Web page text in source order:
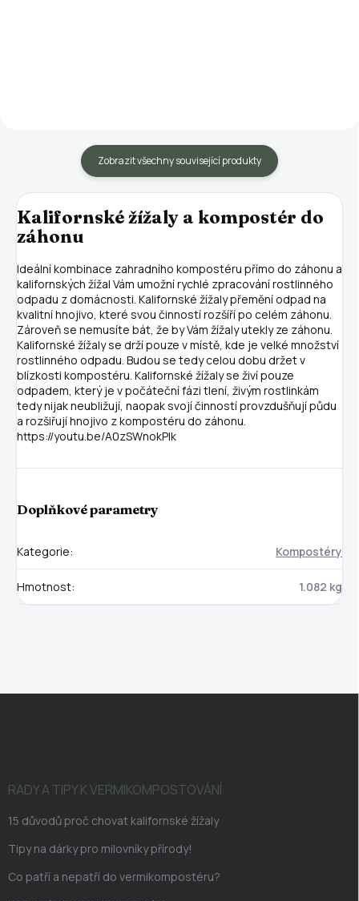
Zobrazit všechny související produkty
Kalifornské žížaly a kompostér do
záhonu
Ideální kombinace zahradního kompostéru přímo do záhonu a
kalifornských žížal Vám umožní rychlé zpracování rostlinného
odpadu z domácnosti. Kalifornské žížaly přemění odpad na
kvalitní hnojivo, které svou činností rozšíří po celém záhonu.
Zároveň se nemusíte bát, že by Vám žížaly utekly ze záhonu.
Kalifornské žížaly se drží pouze v místě, kde je velké množství
rostlinného odpadu. Budou se tedy celou dobu držet v
blízkosti kompostéru. Kalifornské žížaly se živí pouze
odpadem, který je v počáteční fázi tlení, živým rostlinkám
tedy nijak neubližují, naopak svojí činností provzdušňují půdu
a rozšiřují hnojivo z kompostéru do záhonu.
https://youtu.be/A0zSWnokPIk
Doplňkové parametry
Kategorie: Kompostéry
Hmotnost: 1.082 kg
RADY A TIPY K VERMIKOMPOSTOVÁNÍ
15 důvodů proč chovat kalifornské žížaly
Tipy na dárky pro milovníky přírody!
Co patří a nepatří do vermikompostéru?